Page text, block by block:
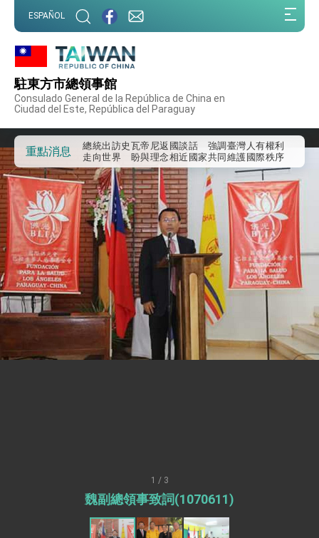
ESPAÑOL
駐東方市總領事館
Consulado General de la República de China en
Ciudad del Este, República del Paraguay
重點消息
我國政府將在美國亞利桑納州設立「駐鳳凰城辦
事處」，進一步深化台美交流合作
第一屆亞太在宅醫療大會開幕 總統盼分享臺灣
經驗為亞太醫療照護發展開創新里程碑
外交部發布WHA文宣影片「台灣醫療點亮世界」
及「台灣智慧醫療與健康產業展」預告短片，向
世界展現台灣守護全球健康的創新能量
總統出訪史瓦帝尼返國談話 強調臺灣人有權利
走向世界 盼與理念相近國家共同維護國際秩序
堅定走向世界 賴總統抵達史瓦帝尼王國進行國是
訪問
總統與五院院長新春茶敘 盼化分歧為團結、為
國家邁出合作第一步
總統農曆春節談話
台美貿易協議完成簽署達成6大目標、創5大歷史
性突破 總統強調將以3大面向加速臺灣經濟轉型
升級 籲請立院全力支持並盡速通過
臺美簽署「對等貿易協定」確立對等關稅15%且不
疊加 我輸美2072項產品豁免對等關稅
總統接受「法新社」（AFP）專訪內容
外交部長林佳龍於《外交事務》撰文指出：自由
世界 需要台灣，團結合作方能守護繁榮
外交部長林佳龍接見美國智庫「德國馬歇爾基金
會」訪問團一行，深化跨大西洋戰略夥伴關係
臺美經貿談判獲階段性成果 卓揆期勉爭取時間完
成「臺美對等貿易協定」簽署
1 / 3
魏副總領事致詞(1070611)